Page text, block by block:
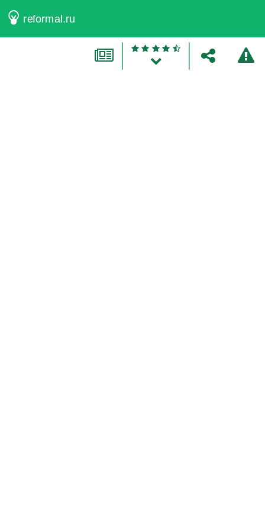
reformal.ru